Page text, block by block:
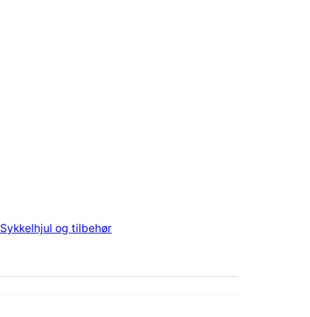
Sykkelhjul og tilbehør